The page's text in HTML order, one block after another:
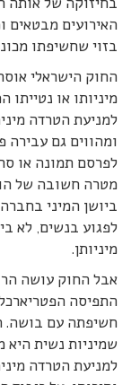
האירועים מבטאים
בזוי שחשיפתו
החוק הישראלי
מיניותו או
למניעת הטרדה
ומהווים גם עבירה
לפרסם תמונה או
מטרה חשובה של
ביושן המיני
לפגוע בנשים, לא
מיניותן.
אבל החוק עושה
התפיסה
חשיפתה עם בושה.
שמיניות נשית
למניעת הטרדה